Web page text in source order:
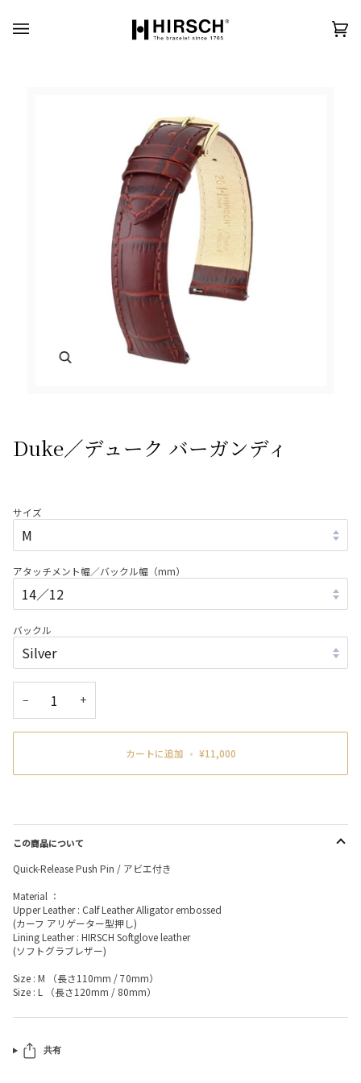
content
カ(0)
Duke／デューク バーガンディ
サイズ
アタッチメント幅／バックル幅（mm）
バックル
− +
カートに追加 • ¥11,000
この商品について
Quick-Release Push Pin / アビエ付き
Material ：
Upper Leather : Calf Leather Alligator embossed
(カーフ アリゲーター型押し)
Lining Leather : HIRSCH Softglove leather
(ソフトグラブレザー)
Size : M （長さ110mm / 70mm）
Size : L （長さ120mm / 80mm）
共有